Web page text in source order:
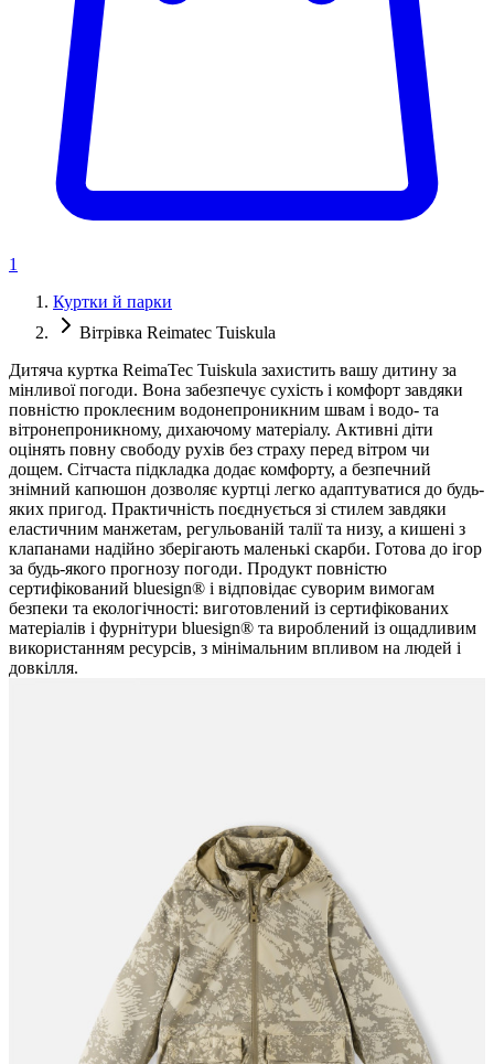
1
Куртки й парки
Вітрівка Reimatec Tuiskula
Дитяча куртка ReimaTec Tuiskula захистить вашу дитину за
мінливої погоди. Вона забезпечує сухість і комфорт завдяки
повністю проклеєним водонепроникним швам і водо- та
вітронепроникному, дихаючому матеріалу. Активні діти
оцінять повну свободу рухів без страху перед вітром чи
дощем. Сітчаста підкладка додає комфорту, а безпечний
знімний капюшон дозволяє куртці легко адаптуватися до будь-
яких пригод. Практичність поєднується зі стилем завдяки
еластичним манжетам, регульованій талії та низу, а кишені з
клапанами надійно зберігають маленькі скарби. Готова до ігор
за будь-якого прогнозу погоди. Продукт повністю
сертифікований bluesign® і відповідає суворим вимогам
безпеки та екологічності: виготовлений із сертифікованих
матеріалів і фурнітури bluesign® та вироблений із ощадливим
використанням ресурсів, з мінімальним впливом на людей і
довкілля.